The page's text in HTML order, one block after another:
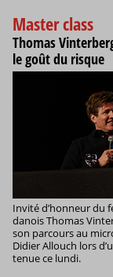
Master class
Thomas
le goût du risque
Invité d’honneur du
danois Thomas
son parcours au
Didier Allouch lors
tenue ce lundi.